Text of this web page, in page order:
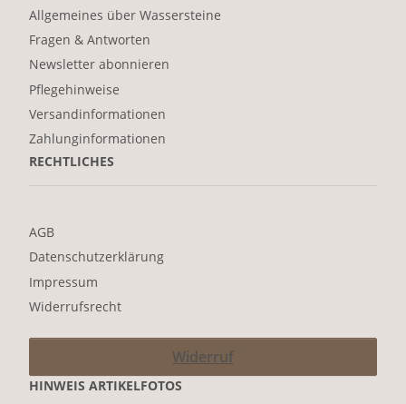
Allgemeines über Wassersteine
Fragen & Antworten
Newsletter abonnieren
Pflegehinweise
Versandinformationen
Zahlunginformationen
RECHTLICHES
AGB
Datenschutzerklärung
Impressum
Widerrufsrecht
Widerruf
HINWEIS ARTIKELFOTOS